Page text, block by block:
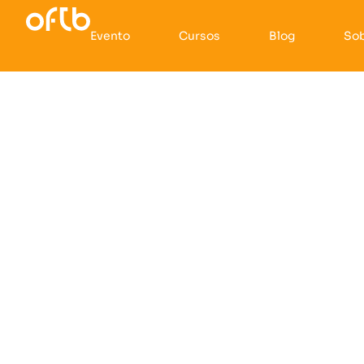
Evento Cursos Blog